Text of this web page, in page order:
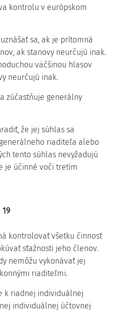
kontrolu v európskom
sa, ak je prítomná
ak stanovy neurčujú inak.
väčšinou hlasov
neurčujú inak.
zúčastňuje generálny
že jej súhlas sa
riaditeľa alebo
tento súhlas nevyžadujú
je účinné voči tretím
19
kontrolovať všetku činnosť
sťažnosti jeho členov.
nemôžu vykonávať jej
riaditeľmi.
k riadnej individuálnej
individuálnej účtovnej